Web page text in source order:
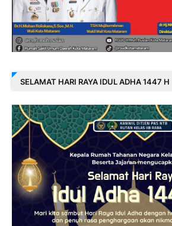
SELAMAT HARI RAYA IDUL ADHA 1447 H